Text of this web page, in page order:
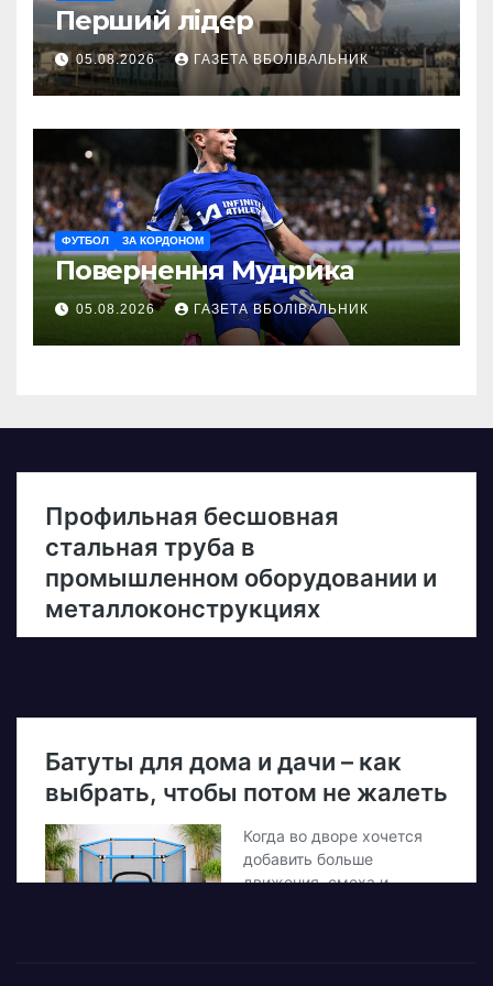
Перший лідер
05.08.2026 ГАЗЕТА ВБОЛІВАЛЬНИК
ФУТБОЛ ЗА КОРДОНОМ
Повернення Мудрика
05.08.2026 ГАЗЕТА ВБОЛІВАЛЬНИК